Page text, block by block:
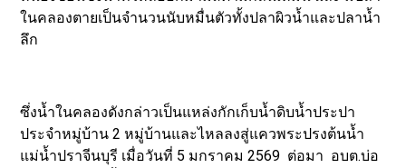
ในคลองตายเป็นจำนวนนับหมื่นตัวทั้งปลาผิวน้ำและปลาน้ำ
ลึก
ซึ่งน้ำในคลองดังกล่าวเป็นแหล่งกักเก็บน้ำดิบน้ำประปา
ประจำหมู่บ้าน 2 หมู่บ้านและไหลลงสู่แควพระปรงต้นน้ำ
แม่น้ำปราจีนบุรี เมื่อวันที่ 5 มกราคม 2569 ต่อมา อบต.บ่อ